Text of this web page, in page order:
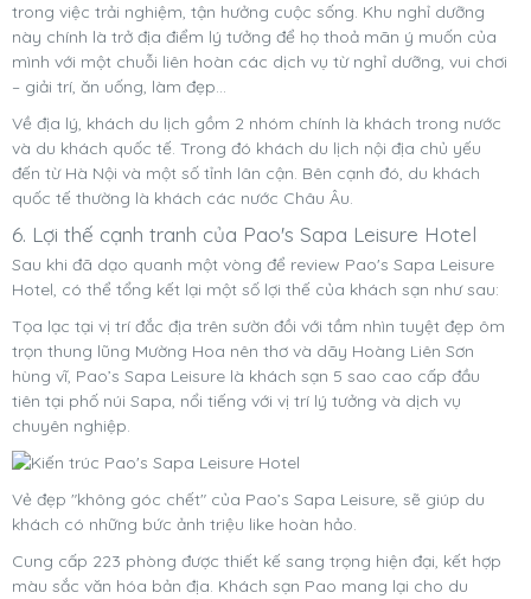
trong việc trải nghiệm, tận hưởng cuộc sống. Khu nghỉ dưỡng
này chính là trở địa điểm lý tưởng để họ thoả mãn ý muốn của
mình với một chuỗi liên hoàn các dịch vụ từ nghỉ dưỡng, vui chơi
– giải trí, ăn uống, làm đẹp…
Về địa lý, khách du lịch gồm 2 nhóm chính là khách trong nước
và du khách quốc tế. Trong đó khách du lịch nội địa chủ yếu
đến từ Hà Nội và một số tỉnh lân cận. Bên cạnh đó, du khách
quốc tế thường là khách các nước Châu Âu.
6. Lợi thế cạnh tranh của Pao's Sapa Leisure Hotel
Sau khi đã dạo quanh một vòng để review Pao's Sapa Leisure
Hotel, có thể tổng kết lại một số lợi thế của khách sạn như sau:
Tọa lạc tại vị trí đắc địa trên sườn đồi với tầm nhìn tuyệt đẹp ôm
trọn thung lũng Mường Hoa nên thơ và dãy Hoàng Liên Sơn
hùng vĩ, Pao’s Sapa Leisure là khách sạn 5 sao cao cấp đầu
tiên tại phố núi Sapa, nổi tiếng với vị trí lý tưởng và dịch vụ
chuyên nghiệp.
Vẻ đẹp "không góc chết" của Pao’s Sapa Leisure, sẽ giúp du
khách có những bức ảnh triệu like hoàn hảo.
Cung cấp 223 phòng được thiết kế sang trọng hiện đại, kết hợp
màu sắc văn hóa bản địa. Khách sạn Pao mang lại cho du